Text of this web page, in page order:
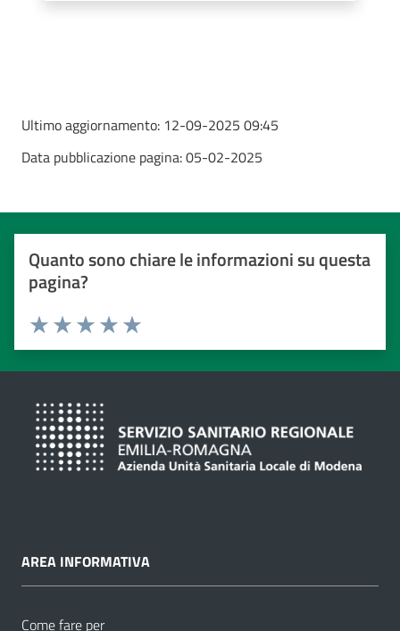
Ultimo aggiornamento: 12-09-2025 09:45
Data pubblicazione pagina:05-02-2025
Quanto sono chiare le informazioni su questa
pagina?
Valuta da 1 a 5 stelle
Valuta 5 stelle su 5
Valuta 4 stelle su 5
Valuta 3 stelle su 5
Valuta 2 stelle su 5
Valuta 1 stelle su 5
AREA INFORMATIVA
Come fare per